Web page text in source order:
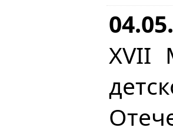
XVII